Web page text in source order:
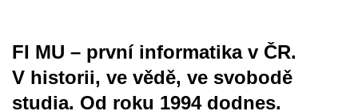
FI MU – první informatika v ČR.
V historii, ve vědě, ve svobodě
studia. Od roku 1994 dodnes.